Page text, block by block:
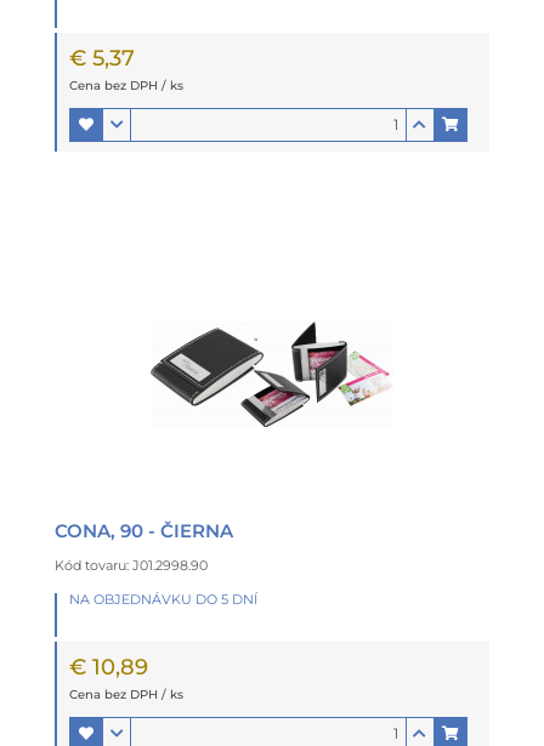
€ 5,37
Cena bez DPH / ks
CONA, 90 - ČIERNA
Kód tovaru: J01.2998.90
NA OBJEDNÁVKU DO 5 DNÍ
€ 10,89
Cena bez DPH / ks